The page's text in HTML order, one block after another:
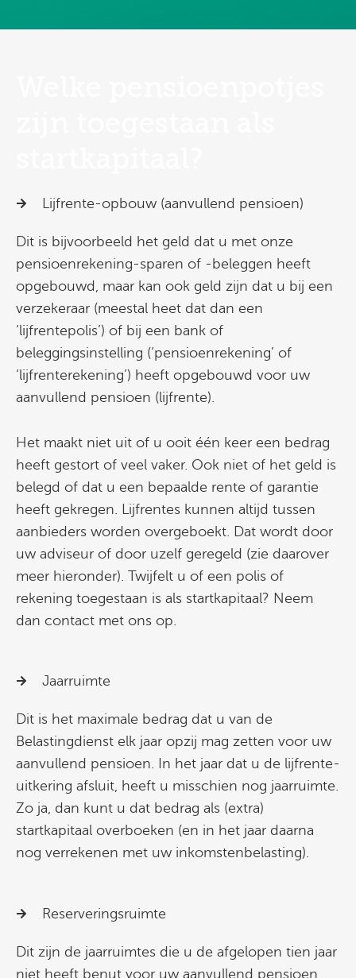
Lijfrente-opbouw (aanvullend pensioen)
Dit is bijvoorbeeld het geld dat u met onze
pensioenrekening-sparen of -beleggen heeft
opgebouwd, maar kan ook geld zijn dat u bij een
verzekeraar (meestal heet dat dan een
‘lijfrentepolis’) of bij een bank of
beleggingsinstelling (‘pensioenrekening’ of
‘lijfrenterekening’) heeft opgebouwd voor uw
aanvullend pensioen (lijfrente).
Het maakt niet uit of u ooit één keer een bedrag
heeft gestort of veel vaker. Ook niet of het geld is
belegd of dat u een bepaalde rente of garantie
heeft gekregen. Lijfrentes kunnen altijd tussen
aanbieders worden overgeboekt. Dat wordt door
uw adviseur of door uzelf geregeld (zie daarover
meer hieronder). Twijfelt u of een polis of
rekening toegestaan is als startkapitaal? Neem
dan contact met ons op.
Jaarruimte
Dit is het maximale bedrag dat u van de
Belastingdienst elk jaar opzij mag zetten voor uw
aanvullend pensioen. In het jaar dat u de lijfrente-
uitkering afsluit, heeft u misschien nog jaarruimte.
Zo ja, dan kunt u dat bedrag als (extra)
startkapitaal overboeken (en in het jaar daarna
nog verrekenen met uw inkomstenbelasting).
Reserveringsruimte
Dit zijn de jaarruimtes die u de afgelopen tien jaar
niet heeft benut voor uw aanvullend pensioen.